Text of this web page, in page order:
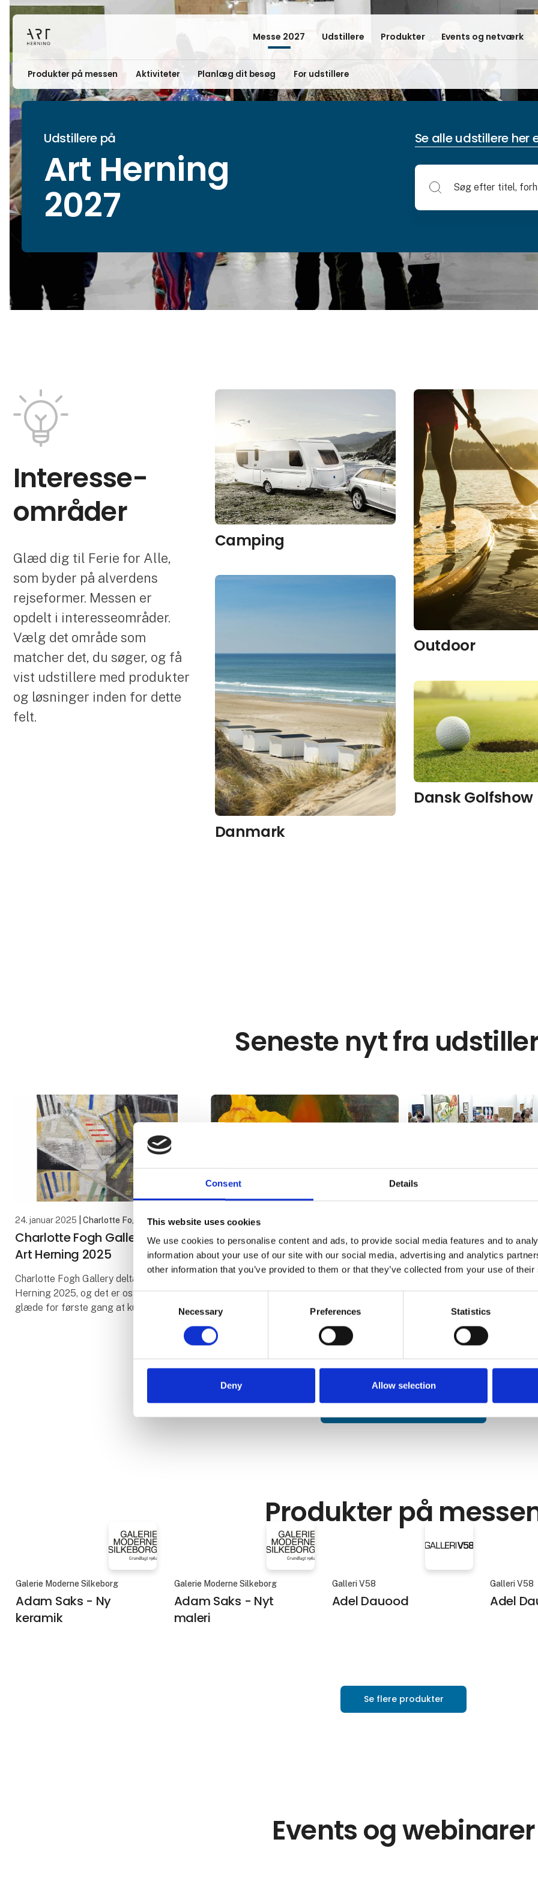
Consent Details
This website uses cookies
We use cookies to personalise content and ads, to provide social media features and to
information about your use of our site with our social media, advertising and analytics
other information that you’ve provided to them or that they’ve collected from your use of
Selection
Necessary Preferences Statistics
Deny Allow selection
Messe 2027 Udstillere Produkter Events og netværk
Produkter på messen Aktiviteter Planlæg dit besøg For udstillere
Udstillere på
Art Herning
2027
Se alle udstillere her
Interesse­
områder
Glæd dig til Ferie for Alle,
som byder på alverdens
rejseformer. Messen er
opdelt i interesseområder.
Vælg det område som
matcher det, du søger, og få
vist udstillere med produkter
og løsninger inden for dette
felt.
Camping
Danmark
Outdoor
Dansk Golfshow
Seneste nyt fra
24. januar 2025 | Charlotte Fogh Gallery
Charlotte Fogh Gallery på
Art Herning 2025
Charlotte Fogh Gallery deltager på Art
Herning 2025, og det er os en stor
glæde for første gang at kunne
19. januar 2024
Ferdinand Ahm Krag: “Væren
i det kosmiske maskineri –
intet slår det!”
komplekse billeder, som er ydmyge
overfor, at vi kun er i stand til at sanse
og forstå en mikroskopisk del af
sugerør. På den anden side vil
Humør, handel og høj
stemning på Art
Stemningen var i top, og
handler blev gennemført på
Danmarks kunstmesse Art
samlede 9.389 kunstelskere
Produkter på
Galerie Moderne Silkeborg
Adam Saks - Ny
keramik
Galerie Moderne Silkeborg
Adam Saks - Nyt
maleri
Galleri V58
Adel Dauood
Galleri V58
Adel
Se flere produkter
Events og webinarer